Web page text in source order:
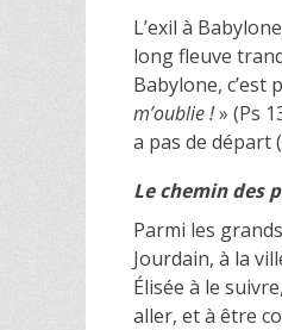
L’exil à
long fleuve
Babylone, c’est
m’oublie !» (Ps
a pas de départ
Le chemin des
Parmi les
Jourdain, à la
Élisée à le
aller, et à être